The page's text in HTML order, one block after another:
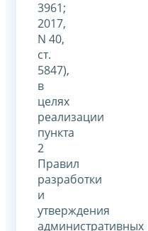
3961;
2017,
N 40,
ст.
5847),
в
целях
реализации
пункта
2
Правил
разработки
и
утверждения
административных